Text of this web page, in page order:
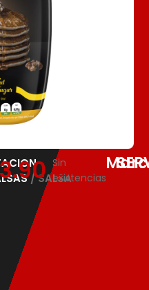
/ SALSA
€
Sin
existencias